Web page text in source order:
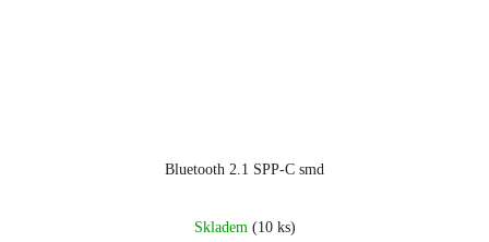
Bluetooth 2.1 SPP-C smd
Skladem (10 ks)